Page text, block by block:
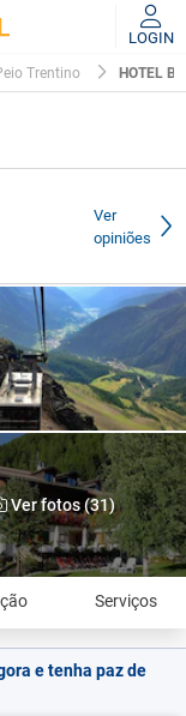
LOGIN
Trentino HOTEL
Ver
opiniões
Ver fotos (31)
Serviços
e tenha paz de